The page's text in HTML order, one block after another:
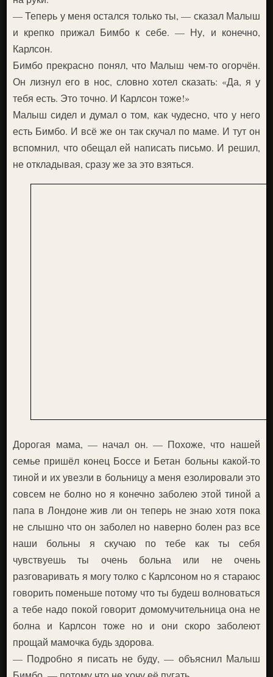
— Теперь у меня остался только ты, — сказал Малыш
и крепко прижал Бимбо к себе. — Ну, и конечно,
Карлсон.
Бимбо прекрасно понял, что Малыш чем-то огорчён.
Он лизнул его в нос, словно хотел сказать: «Да, я у
тебя есть. Это точно. И Карлсон тоже!»
Малыш сидел и думал о том, как чудесно, что у него
есть Бимбо. И всё же он так скучал по маме. И тут он
вспомнил, что обещал ей написать письмо. И решил,
не откладывая, сразу же за это взяться.
Дорогая мама, — начал он. — Похоже, что нашей
семье пришёл конец Боссе и Бетан больны какой-то
тиной и их увезли в больницу а меня езолировали это
совсем не болно но я конечно заболею этой тиной а
папа в Лондоне жив ли он теперь не знаю хотя пока
не слышно что он заболел но наверно болен раз все
наши больны я скучаю по тебе как ты себя
чувствуешь ты очень больна или не очень
разговаривать я могу толко с Карлсоном но я стараюс
говорить поменьше потому что ты будеш волноваться
а тебе надо покой говорит домомучительница она не
болна и Карлсон тоже но и они скоро заболеют
прощай мамочка будь здорова.
— Подробно я писать не буду, — объяснил Малыш